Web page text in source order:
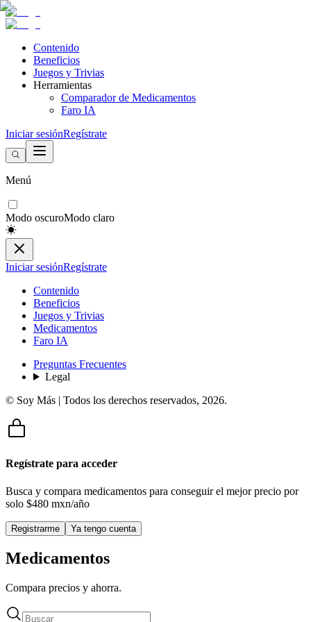
Contenido
Beneficios
Juegos y Trivias
Herramientas
Comparador de Medicamentos
Faro IA
Iniciar sesiónRegístrate
Menú
Modo oscuroModo claro
Iniciar sesiónRegístrate
Contenido
Beneficios
Juegos y Trivias
Medicamentos
Faro IA
Preguntas Frecuentes
Legal
© Soy Más | Todos los derechos reservados, 2026.
Regístrate para acceder
Busca y compara medicamentos para conseguir el mejor precio por
solo $480 mxn/año
Registrarme Ya tengo cuenta
Medicamentos
Compara precios y ahorra.